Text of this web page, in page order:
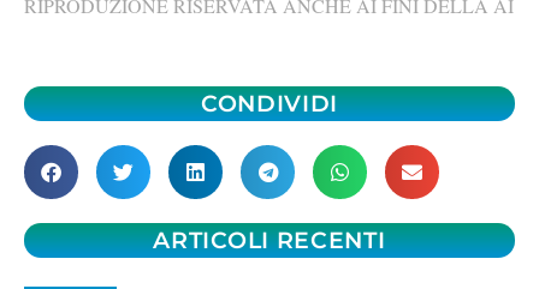
RIPRODUZIONE RISERVATA ANCHE AI FINI DELLA AI
CONDIVIDI
ARTICOLI RECENTI